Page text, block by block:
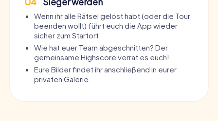
Wenn ihr alle Rätsel gelöst habt (oder die Tour
beenden wollt) führt euch die App wieder
sicher zum Startort.
Wie hat euer Team abgeschnitten? Der
gemeinsame Highscore verrät es euch!
Eure Bilder findet ihr anschließend in eurer
privaten Galerie.